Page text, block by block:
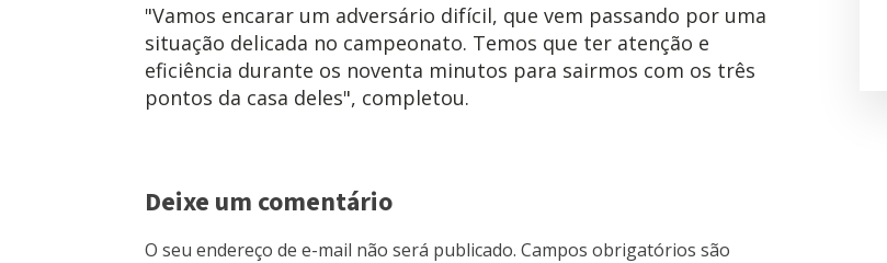
"Vamos encarar um adversário difícil, que vem passando por uma
situação delicada no campeonato. Temos que ter atenção e
eficiência durante os noventa minutos para sairmos com os três
pontos da casa deles", completou.
Deixe um comentário
O seu endereço de e-mail não será publicado. Campos obrigatórios são